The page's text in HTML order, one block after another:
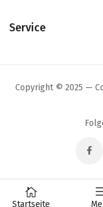
Service
Copyright © 2025 —
Startseite